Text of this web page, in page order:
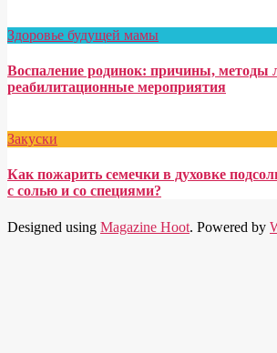
Здоровье будущей мамы
Воспаление родинок: причины, методы
реабилитационные мероприятия
Закуски
Как пожарить семечки в духовке
с солью и со специями?
Designed using Magazine Hoot. Powered by